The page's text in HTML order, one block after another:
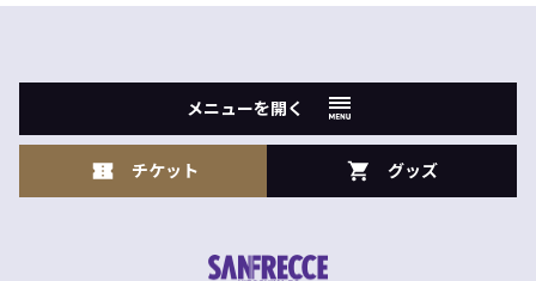
メニューを開く
チケット グッズ